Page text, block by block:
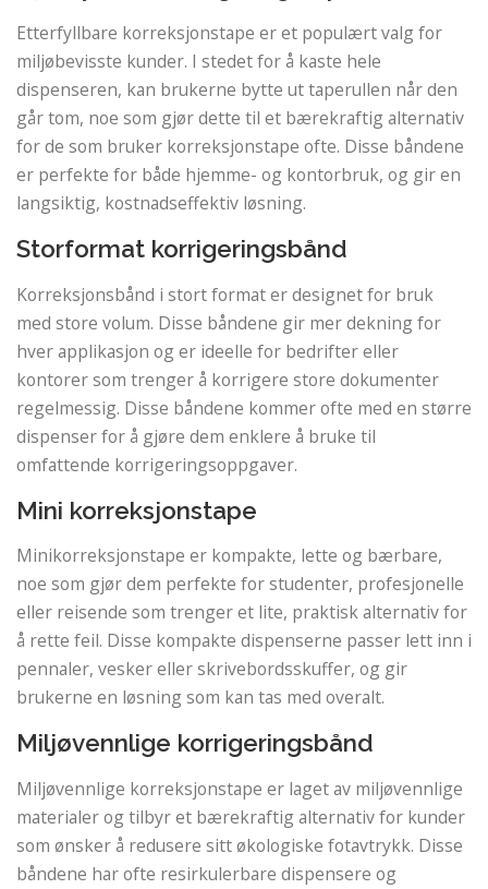
Etterfyllbare korreksjonstape er et populært valg for
miljøbevisste kunder. I stedet for å kaste hele
dispenseren, kan brukerne bytte ut taperullen når den
går tom, noe som gjør dette til et bærekraftig alternativ
for de som bruker korreksjonstape ofte. Disse båndene
er perfekte for både hjemme- og kontorbruk, og gir en
langsiktig, kostnadseffektiv løsning.
Storformat korrigeringsbånd
Korreksjonsbånd i stort format er designet for bruk
med store volum. Disse båndene gir mer dekning for
hver applikasjon og er ideelle for bedrifter eller
kontorer som trenger å korrigere store dokumenter
regelmessig. Disse båndene kommer ofte med en større
dispenser for å gjøre dem enklere å bruke til
omfattende korrigeringsoppgaver.
Mini korreksjonstape
Minikorreksjonstape er kompakte, lette og bærbare,
noe som gjør dem perfekte for studenter, profesjonelle
eller reisende som trenger et lite, praktisk alternativ for
å rette feil. Disse kompakte dispenserne passer lett inn i
pennaler, vesker eller skrivebordsskuffer, og gir
brukerne en løsning som kan tas med overalt.
Miljøvennlige korrigeringsbånd
Miljøvennlige korreksjonstape er laget av miljøvennlige
materialer og tilbyr et bærekraftig alternativ for kunder
som ønsker å redusere sitt økologiske fotavtrykk. Disse
båndene har ofte resirkulerbare dispensere og